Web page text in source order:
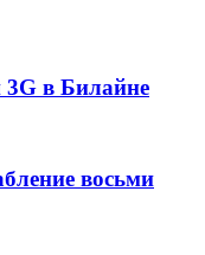
3G в Билайне
восьми